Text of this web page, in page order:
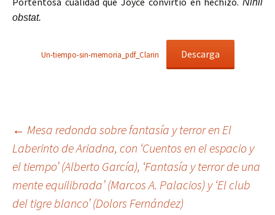
Nihil
obstat.
Un-tiempo-sin-memoria_pdf_Clarin Descarga
Navegación
de
← Mesa redonda sobre fantasía y terror en El
Laberinto de Ariadna, con ‘Cuentos en el espacio y
el tiempo’ (Alberto García), ‘Fantasía y terror de una
mente equilibrada’ (Marcos A. Palacios) y ‘El club
del tigre blanco’ (Dolors Fernández)